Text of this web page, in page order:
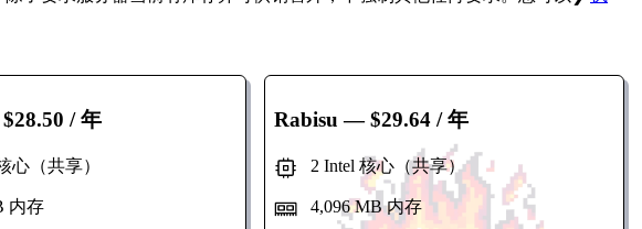
/ 年
心（共享）
内存
Rabisu — $29.64 / 年
2 Intel 核心（共享）
4,096 MB 内存